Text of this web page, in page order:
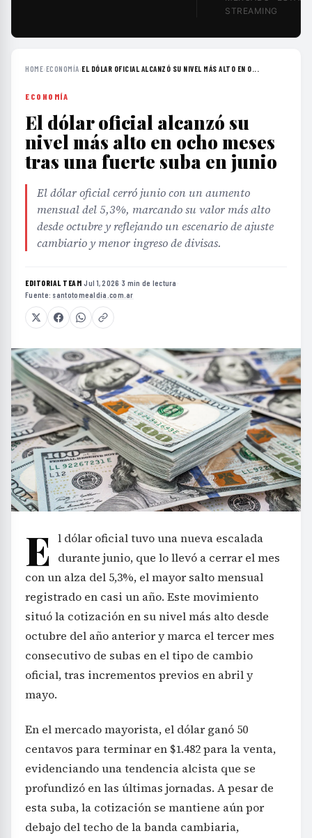
STREAMING
HOME›ECONOMÍA›EL DÓLAR OFICIAL ALCANZÓ SU NIVEL MÁS ALTO EN O...
ECONOMÍA
El dólar oficial alcanzó su
nivel más alto en ocho meses
tras una fuerte suba en junio
El dólar oficial cerró junio con un aumento
mensual del 5,3%, marcando su valor más alto
desde octubre y reflejando un escenario de ajuste
cambiario y menor ingreso de divisas.
EDITORIAL TEAM·Jul 1, 2026 ·3 min de lectura ·
Fuente: santotomealdia.com.ar
E l dólar oficial tuvo una nueva escalada
durante junio, que lo llevó a cerrar el mes
con un alza del 5,3%, el mayor salto mensual
registrado en casi un año. Este movimiento
situó la cotización en su nivel más alto desde
octubre del año anterior y marca el tercer mes
consecutivo de subas en el tipo de cambio
oficial, tras incrementos previos en abril y
mayo.
En el mercado mayorista, el dólar ganó 50
centavos para terminar en $1.482 para la venta,
evidenciando una tendencia alcista que se
profundizó en las últimas jornadas. A pesar de
esta suba, la cotización se mantiene aún por
debajo del techo de la banda cambiaria,